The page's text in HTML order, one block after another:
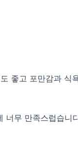
좋고 포만감과 식
너무 만족스럽습니